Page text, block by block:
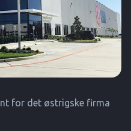
for det østrigske firma